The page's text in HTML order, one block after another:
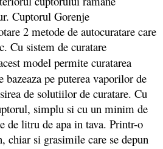
Cuptorul Gorenje
2 metode de autocuratare care
Cu sistem de curatare
model permite curatarea
bazeaza pe puterea vaporilor de
de solutiilor de curatare. Cu
simplu si cu un minim de
de litru de apa in tava. Printr-o
chiar si grasimile care se depun